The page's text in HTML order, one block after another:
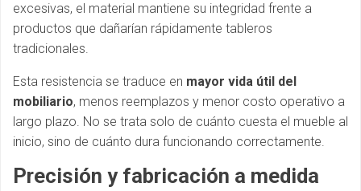
excesivas, el material mantiene su integridad frente a
productos que dañarían rápidamente tableros
tradicionales.
Esta resistencia se traduce en mayor vida útil del
mobiliario, menos reemplazos y menor costo operativo a
largo plazo. No se trata solo de cuánto cuesta el mueble al
inicio, sino de cuánto dura funcionando correctamente.
Precisión y fabricación a medida